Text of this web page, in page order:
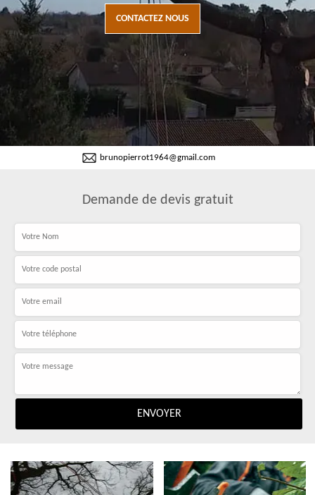
CONTACTEZ NOUS
brunopierrot1964@gmail.com
Demande de devis gratuit